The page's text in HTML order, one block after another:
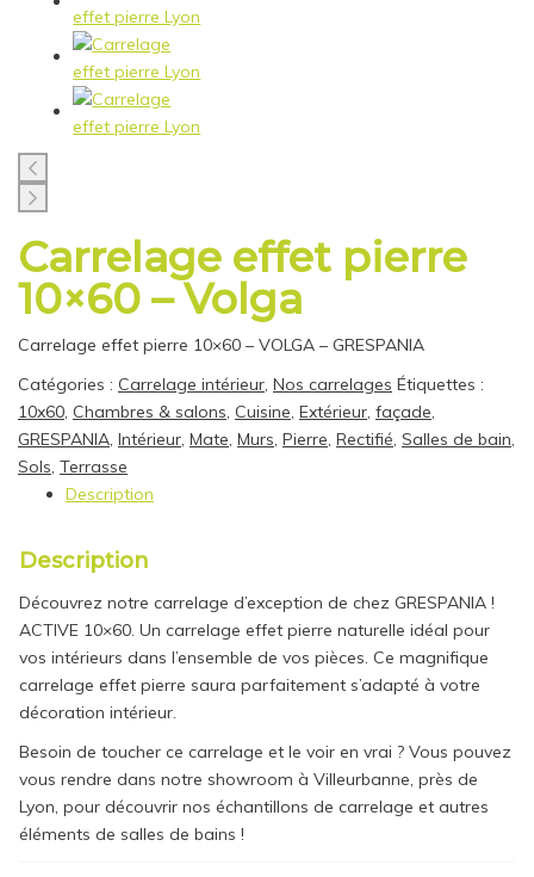
Carrelage effet pierre
10×60 – Volga
Carrelage effet pierre 10×60 – VOLGA – GRESPANIA
Catégories : Carrelage intérieur, Nos carrelages Étiquettes :
10x60, Chambres & salons, Cuisine, Extérieur, façade,
GRESPANIA, Intérieur, Mate, Murs, Pierre, Rectifié, Salles de bain,
Sols, Terrasse
Description
Description
Découvrez notre carrelage d’exception de chez GRESPANIA !
ACTIVE 10×60. Un carrelage effet pierre naturelle idéal pour
vos intérieurs dans l’ensemble de vos pièces. Ce magnifique
carrelage effet pierre saura parfaitement s’adapté à votre
décoration intérieur.
Besoin de toucher ce carrelage et le voir en vrai ? Vous pouvez
vous rendre dans notre showroom à Villeurbanne, près de
Lyon, pour découvrir nos échantillons de carrelage et autres
éléments de salles de bains !